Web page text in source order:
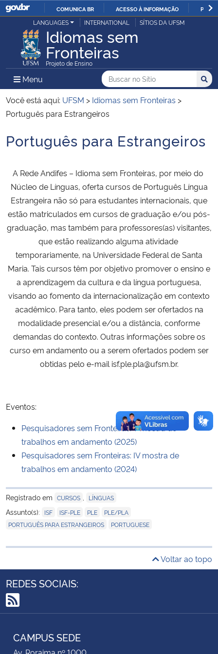
IR
PARA
O
COMUNICA BR ACESSO À INFORMAÇÃO
Ministério da Justiça e Segurança Pública
Ministério da Defesa
Ministério das Relações Exteriores
Ministério da Infraestrutura
Ministério da Agricultura, Pecuária e Abastecimento
Ministério da Educação
Ministério da Cidadania
Ministério da Saúde
Ministério de Minas e Energia
Ministério do Meio Ambiente
Ministério do Turismo
Controladoria-Geral da União
Ministério da Mulher, da Família e dos Direitos Humanos
Secretaria-Geral
Gabinete de Segurança Institucional
Planalto
LANGUAGES INTERNATIONAL SÍTIOS DA UFSM
Idiomas sem
Fronteiras
Projeto de Ensino
Menu Menu Principal do Sítio
Busca
Buscar no no Sítio
Busca:
Você está aqui: UFSM > Idiomas sem Fronteiras >
Português para Estrangeiros
Início do conteúdo
Português para Estrangeiros
A Rede Andifes – Idioma sem Fronteiras, por meio do
Núcleo de Línguas, oferta cursos de Português Língua
Estrangeira não só para estudantes internacionais, que
estão matriculados em cursos de graduação e/ou pós-
graduação, mas também para professores(as) visitantes,
que estão realizando alguma atividade
temporariamente, na Universidade Federal de Santa
Maria. Tais cursos têm por objetivo promover o ensino e
a aprendizagem da cultura e da língua portuguesa,
visando ao fomento da internacionalização em contexto
acadêmico. Para tanto, eles podem ser ofertados na
modalidade presencial e/ou a distância, conforme
demandas do contexto. Outras informações sobre os
curso em andamento ou a serem ofertados podem ser
obtidas pelo e-mail isf.ple.pla@ufsm.br.
Eventos:
Pesquisadores sem Fronteiras: V mostra de
trabalhos em andamento (2025)
Pesquisadores sem Fronteiras: IV mostra de
trabalhos em andamento (2024)
Registrado em CURSOS LÍNGUAS
Assunto(s): ISF ISF-PLE PLE PLE/PLA
PORTUGUÊS PARA ESTRANGEIROS PORTUGUESE
Voltar ao topo
REDES SOCIAIS:
RSS
CAMPUS SEDE
Av. Roraima nº 1000